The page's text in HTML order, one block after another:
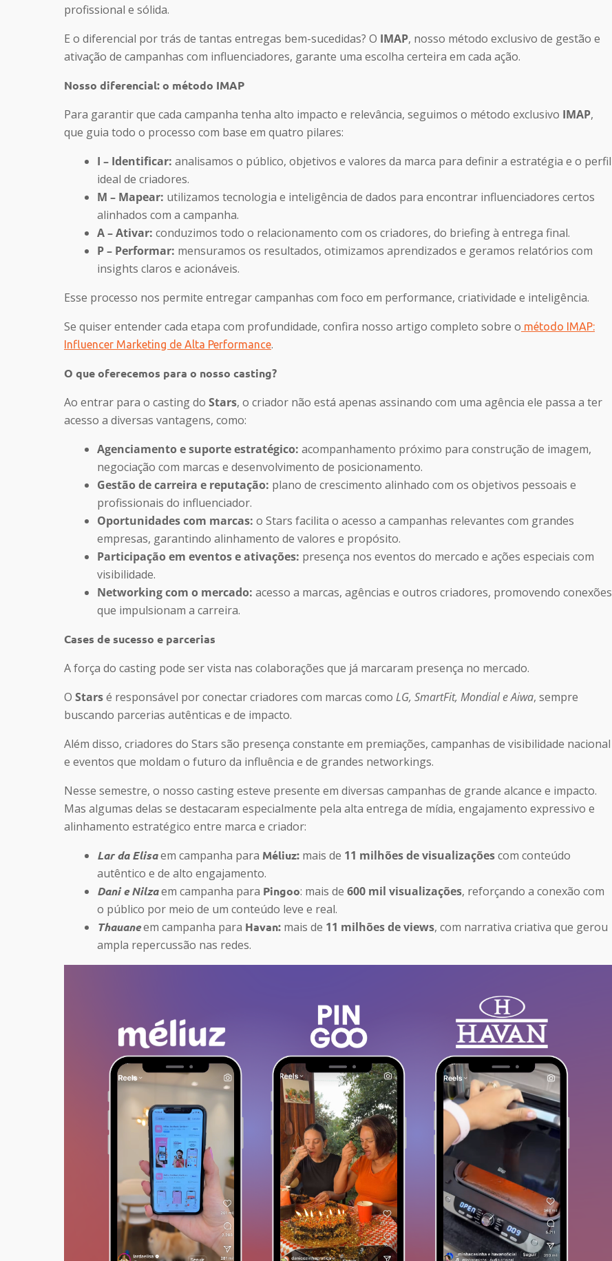
profissional e sólida.
E o diferencial por trás de tantas entregas bem-sucedidas? O IMAP, nosso método exclusivo de gestão e
ativação de campanhas com influenciadores, garante uma escolha certeira em cada ação.
Nosso diferencial: o método IMAP
Para garantir que cada campanha tenha alto impacto e relevância, seguimos o método exclusivo IMAP,
que guia todo o processo com base em quatro pilares:
I – Identificar: analisamos o público, objetivos e valores da marca para definir a estratégia e o perfil
ideal de criadores.
M – Mapear: utilizamos tecnologia e inteligência de dados para encontrar influenciadores certos
alinhados com a campanha.
A – Ativar: conduzimos todo o relacionamento com os criadores, do briefing à entrega final.
P – Performar: mensuramos os resultados, otimizamos aprendizados e geramos relatórios com
insights claros e acionáveis.
Esse processo nos permite entregar campanhas com foco em performance, criatividade e inteligência.
Se quiser entender cada etapa com profundidade, confira nosso artigo completo sobre o método IMAP:
Influencer Marketing de Alta Performance.
O que oferecemos para o nosso casting?
Ao entrar para o casting do Stars, o criador não está apenas assinando com uma agência ele passa a ter
acesso a diversas vantagens, como:
Agenciamento e suporte estratégico: acompanhamento próximo para construção de imagem,
negociação com marcas e desenvolvimento de posicionamento.
Gestão de carreira e reputação: plano de crescimento alinhado com os objetivos pessoais e
profissionais do influenciador.
Oportunidades com marcas: o Stars facilita o acesso a campanhas relevantes com grandes
empresas, garantindo alinhamento de valores e propósito.
Participação em eventos e ativações: presença nos eventos do mercado e ações especiais com
visibilidade.
Networking com o mercado: acesso a marcas, agências e outros criadores, promovendo conexões
que impulsionam a carreira.
Cases de sucesso e parcerias
A força do casting pode ser vista nas colaborações que já marcaram presença no mercado.
O Starsé responsável por conectar criadores com marcas como LG, SmartFit, Mondial e Aiwa, sempre
buscando parcerias autênticas e de impacto.
Além disso, criadores do Stars são presença constante em premiações, campanhas de visibilidade nacional
e eventos que moldam o futuro da influência e de grandes networkings.
Nesse semestre, o nosso casting esteve presente em diversas campanhas de grande alcance e impacto.
Mas algumas delas se destacaram especialmente pela alta entrega de mídia, engajamento expressivo e
alinhamento estratégico entre marca e criador:
Lar da Elisaem campanha para Méliuz: mais de 11 milhões de visualizaçõescom conteúdo
autêntico e de alto engajamento.
Dani e Nilzaem campanha para Pingoo: mais de 600 mil visualizações, reforçando a conexão com
o público por meio de um conteúdo leve e real.
Thauaneem campanha para Havan: mais de 11 milhões de views, com narrativa criativa que gerou
ampla repercussão nas redes.